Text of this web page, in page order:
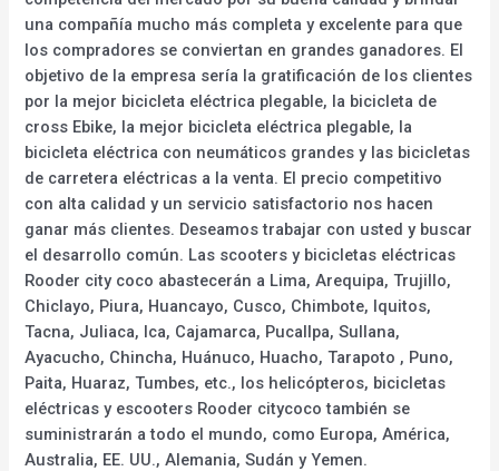
una compañía mucho más completa y excelente para que
los compradores se conviertan en grandes ganadores. El
objetivo de la empresa sería la gratificación de los clientes
por la mejor bicicleta eléctrica plegable, la bicicleta de
cross Ebike, la mejor bicicleta eléctrica plegable, la
bicicleta eléctrica con neumáticos grandes y las bicicletas
de carretera eléctricas a la venta. El precio competitivo
con alta calidad y un servicio satisfactorio nos hacen
ganar más clientes. Deseamos trabajar con usted y buscar
el desarrollo común. Las scooters y bicicletas eléctricas
Rooder city coco abastecerán a Lima, Arequipa, Trujillo,
Chiclayo, Piura, Huancayo, Cusco, Chimbote, Iquitos,
Tacna, Juliaca, Ica, Cajamarca, Pucallpa, Sullana,
Ayacucho, Chincha, Huánuco, Huacho, Tarapoto , Puno,
Paita, Huaraz, Tumbes, etc., los helicópteros, bicicletas
eléctricas y escooters Rooder citycoco también se
suministrarán a todo el mundo, como Europa, América,
Australia, EE. UU., Alemania, Sudán y Yemen.